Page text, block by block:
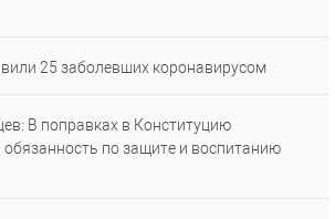
25 заболевших коронавирусом
В поправках в Конституцию
по защите и воспитанию